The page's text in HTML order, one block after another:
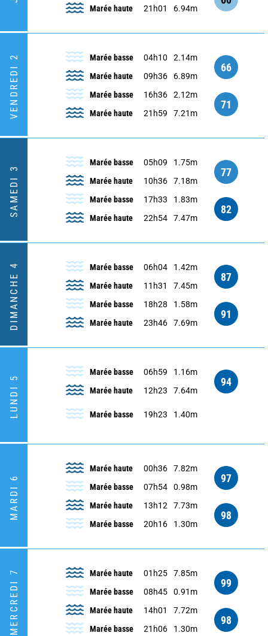
Marée haute
21h01 6.94m
VENDREDI 2 Marée basse 04h10
2.14m
Marée haute
09h36 6.89m
66
Marée basse 16h36
2.12m
Marée haute
21h59 7.21m
71
SAMEDI 3
Marée basse 05h09
1.75m
Marée haute
10h36 7.18m
77
Marée basse 17h33
1.83m
Marée haute
22h54 7.47m
82
DIMANCHE 4 Marée basse 06h04
1.42m
Marée haute
11h31 7.45m
87
Marée basse 18h28
1.58m
Marée haute
23h46 7.69m
91
LUNDI 5
Marée basse 06h59
1.16m
Marée haute
12h23 7.64m
94
Marée basse 19h23 1.40m
MARDI 6
Marée haute 00h36
7.82m
Marée basse
07h54 0.98m
97
Marée haute 13h12
7.73m
Marée basse
20h16 1.30m
98
MERCREDI 7 Marée haute 01h25
7.85m
Marée basse
08h45 0.91m
99
Marée haute 14h01
7.72m
Marée basse
21h06 1.30m
98